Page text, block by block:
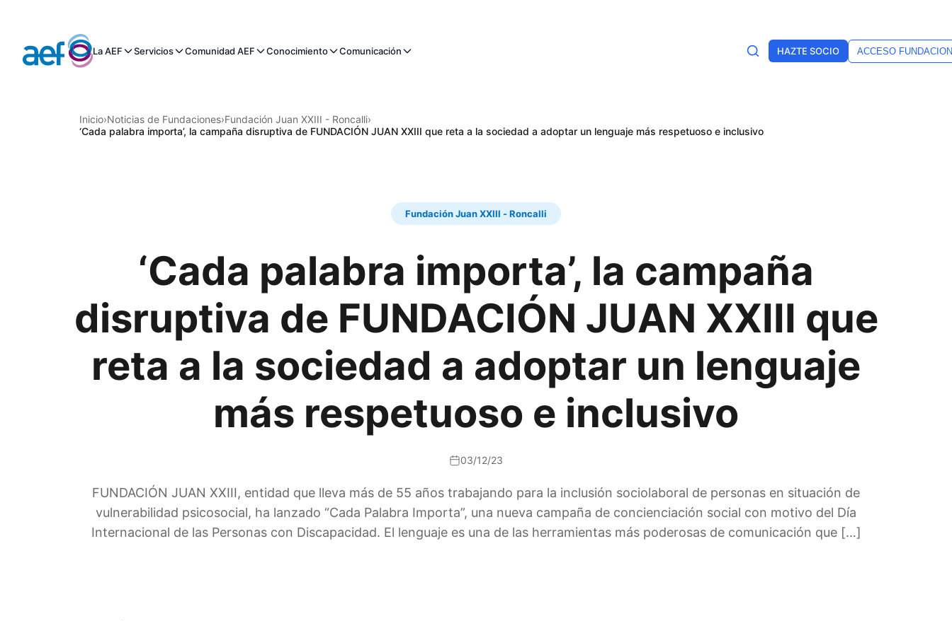
La AEF Servicios Comunidad AEF Conocimiento Comunicación HAZTE SOCIO ACCESO
Inicio›Noticias de Fundaciones›Fundación Juan XXIII - Roncalli›
‘Cada palabra importa’, la campaña disruptiva de FUNDACIÓN JUAN XXIII que reta a la sociedad a adoptar un lenguaje más respetuoso e inclusivo
Fundación Juan XXIII - Roncalli
‘Cada palabra importa’, la campaña
disruptiva de FUNDACIÓN JUAN XXIII que
reta a la sociedad a adoptar un lenguaje
más respetuoso e inclusivo
03/12/23
FUNDACIÓN JUAN XXIII, entidad que lleva más de 55 años trabajando para la inclusión sociolaboral de personas en situación de
vulnerabilidad psicosocial, ha lanzado “Cada Palabra Importa”, una nueva campaña de concienciación social con motivo del Día
Internacional de las Personas con Discapacidad. El lenguaje es una de las herramientas más poderosas de comunicación que […]